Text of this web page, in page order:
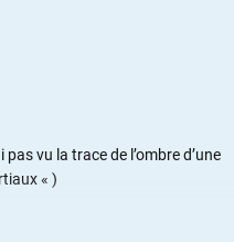
vu la trace de l’ombre d’une
« )